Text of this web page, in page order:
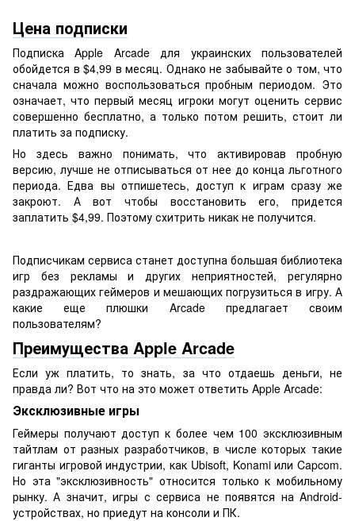
Цена подписки
Подписка Apple Arcade для украинских пользователей
обойдется в $4,99 в месяц. Однако не забывайте о том, что
сначала можно воспользоваться пробным периодом. Это
означает, что первый месяц игроки могут оценить сервис
совершенно бесплатно, а только потом решить, стоит ли
платить за подписку.
Но здесь важно понимать, что активировав пробную
версию, лучше не отписываться от нее до конца льготного
периода. Едва вы отпишетесь, доступ к играм сразу же
закроют. А вот чтобы восстановить его, придется
заплатить $4,99. Поэтому схитрить никак не получится.
Подписчикам сервиса станет доступна большая библиотека
игр без рекламы и других неприятностей, регулярно
раздражающих геймеров и мешающих погрузиться в игру. А
какие еще плюшки Arcade предлагает своим
пользователям?
Преимущества Apple Arcade
Если уж платить, то знать, за что отдаешь деньги, не
правда ли? Вот что на это может ответить Apple Arcade:
Эксклюзивные игры
Геймеры получают доступ к более чем 100 эксклюзивным
тайтлам от разных разработчиков, в числе которых такие
гиганты игровой индустрии, как Ubisoft, Konami или Capcom.
Но эта "эксклюзивность" относится только к мобильному
рынку. А значит, игры с сервиса не появятся на Android-
устройствах, но приедут на консоли и ПК.